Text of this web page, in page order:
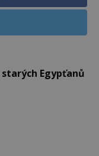
Egypťanů